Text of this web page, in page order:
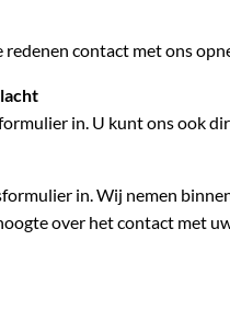
contact met ons
in. U kunt ons ook
in. Wij nemen
over het contact met